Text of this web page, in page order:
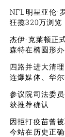
NFL明星亚伦·
狂揽320万浏览
杰伊·克莱顿正
森特在椭圆形
四路并进大清
连爆媒体、华
参议院司法委
获推荐确认
因拒打疫苗曾
今站在历史正